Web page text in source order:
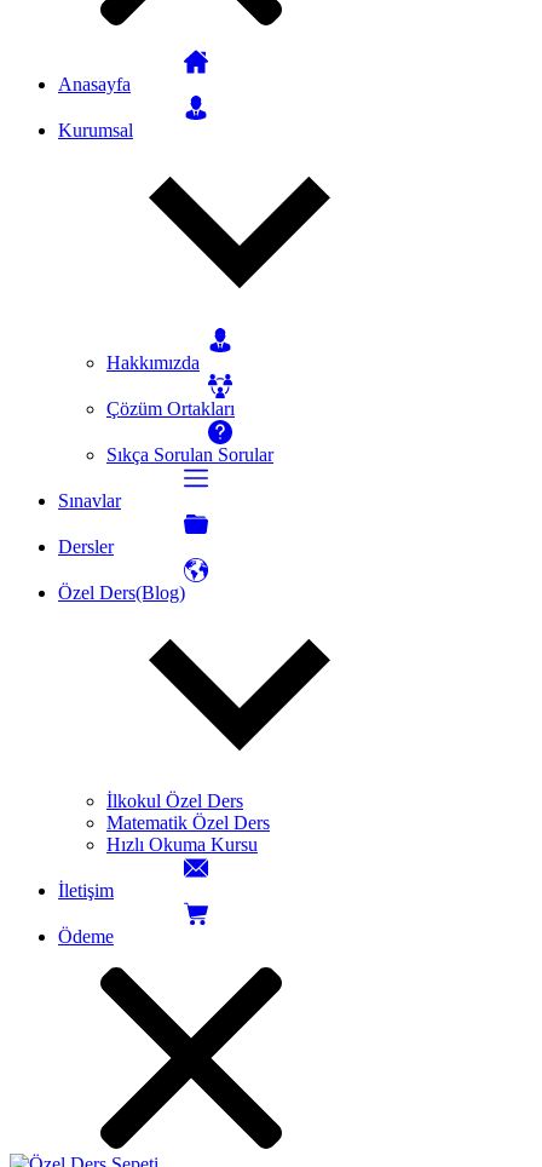
Anasayfa
Kurumsal
Hakkımızda
Çözüm Ortakları
Sıkça Sorulan Sorular
Sınavlar
Dersler
Özel Ders(Blog)
İlkokul Özel Ders
Matematik Özel Ders
Hızlı Okuma Kursu
İletişim
Ödeme